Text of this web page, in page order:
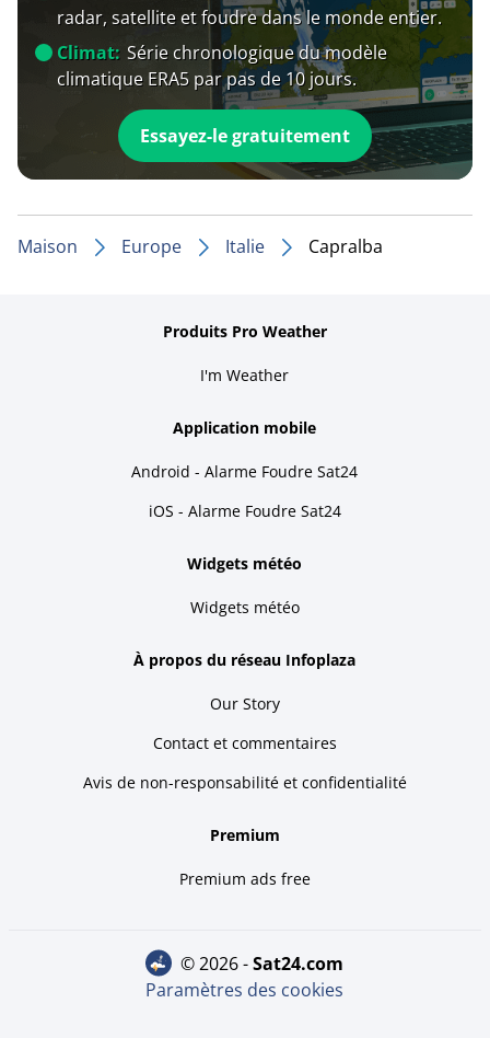
radar, satellite et foudre dans le monde entier.
Climat: Série chronologique du modèle
climatique ERA5 par pas de 10 jours.
Essayez-le gratuitement
Maison Europe Italie Capralba
Produits Pro Weather
I'm Weather
Application mobile
Android - Alarme Foudre Sat24
iOS - Alarme Foudre Sat24
Widgets météo
Widgets météo
À propos du réseau Infoplaza
Our Story
Contact et commentaires
Avis de non-responsabilité et confidentialité
Premium
Premium ads free
© 2026 - sat24.com
Paramètres des cookies